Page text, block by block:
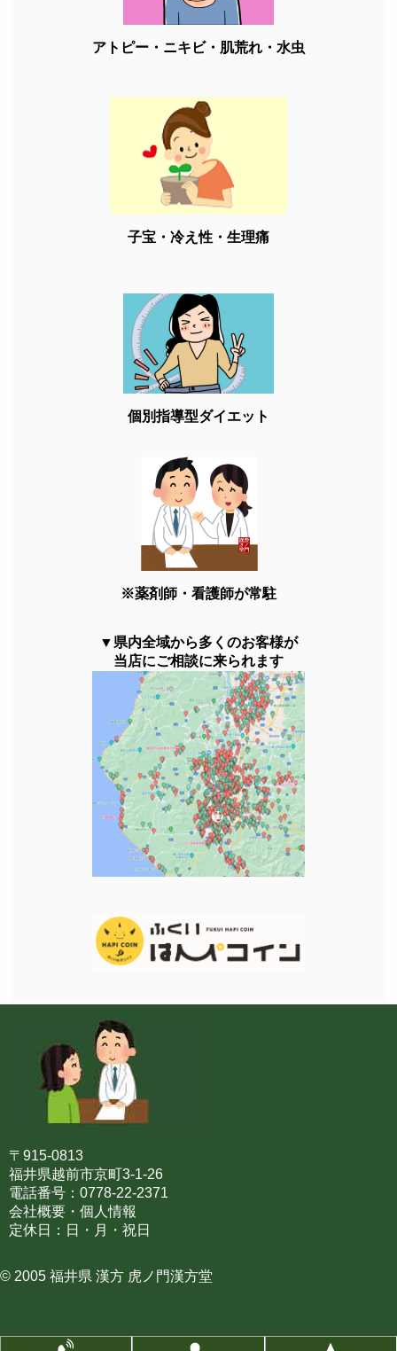
アトピー・ニキビ・肌荒れ・水虫
子宝・冷え性・生理痛
個別指導型ダイエット
※薬剤師・看護師が常駐
▼県内全域から多くのお客様が
当店にご相談に来られます
〒915-0813
福井県越前市京町3-1-26
電話番号：0778-22-2371
会社概要・個人情報
定休日：日・月・祝日
© 2005 福井県 漢方 虎ノ門漢方堂